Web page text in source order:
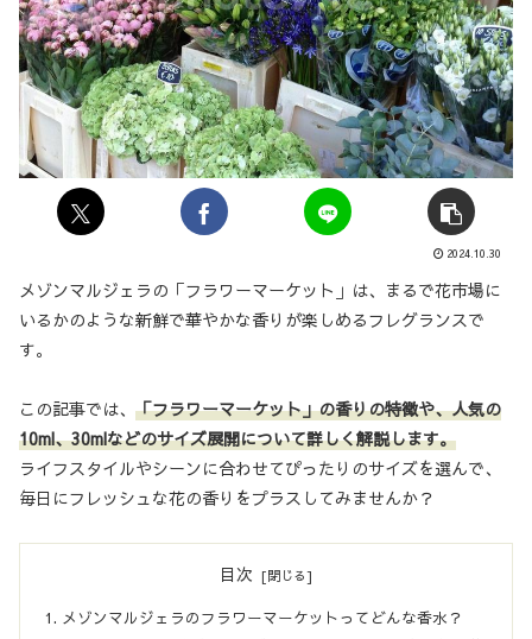
2024.10.30
メゾンマルジェラの「フラワーマーケット」は、まるで花市場に
いるかのような新鮮で華やかな香りが楽しめるフレグランスで
す。
この記事では、 「フラワーマーケット」の香りの特徴や、人気の
10ml、30mlなどのサイズ展開について詳しく解説します。
ライフスタイルやシーンに合わせてぴったりのサイズを選んで、
毎日にフレッシュな花の香りをプラスしてみませんか？
目次
メゾンマルジェラのフラワーマーケットってどんな香水？